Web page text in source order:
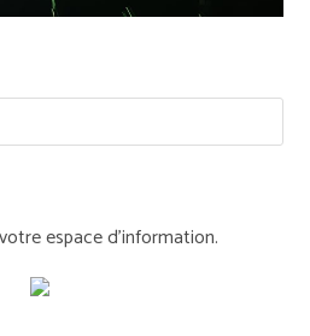
espace d'information.